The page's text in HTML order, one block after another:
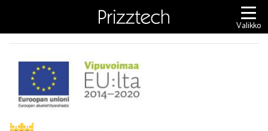
Valikko